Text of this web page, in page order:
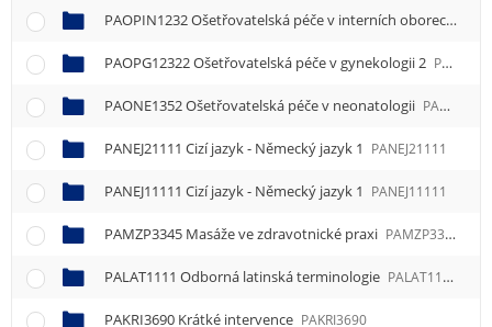
PAOPIN1232 Ošetřovatelská péče v interních oborech
PAOPG12322 Ošetřovatelská péče v gynekologii 2 PAOPG12322
PAONE1352 Ošetřovatelská péče v neonatologii PAONE1352
PANEJ21111 Cizí jazyk - Německý jazyk 1 PANEJ21111
PANEJ11111 Cizí jazyk - Německý jazyk 1 PANEJ11111
PAMZP3345 Masáže ve zdravotnické praxi PAMZP3345
PALAT1111 Odborná latinská terminologie PALAT1111
PAKRI3690 Krátké intervence PAKRI3690